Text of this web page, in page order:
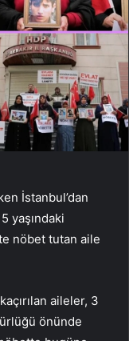
İstanbul’dan
yaşındaki
nöbet tutan aile
aileler, 3
önünde